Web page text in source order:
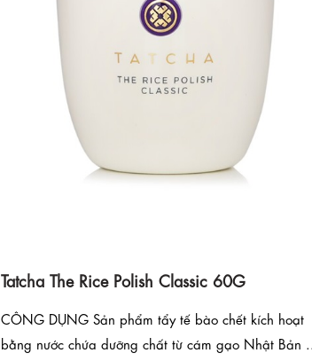
Tatcha The Rice Polish Classic 60G
CÔNG DỤNG Sản phẩm tẩy tế bào chết kích hoạt
bằng nước chứa dưỡng chất từ cám gạo Nhật Bản